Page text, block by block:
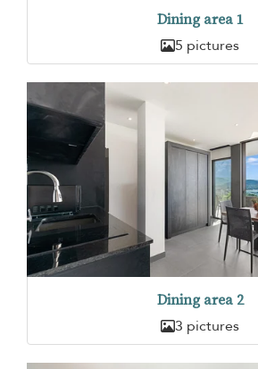
Dining area 1
5 pictures
Dining area 2
3 pictures